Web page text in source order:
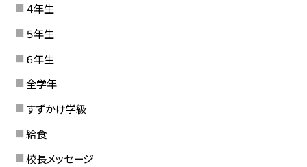
４年生
５年生
６年生
全学年
すずかけ学級
給食
校長メッセージ